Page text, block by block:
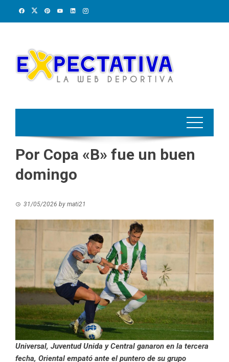
Por Copa «B» fue un buen
domingo
31/05/2026 by mati21
Universal, Juventud Unida y Central ganaron en la tercera
fecha, Oriental empató ante el puntero de su grupo